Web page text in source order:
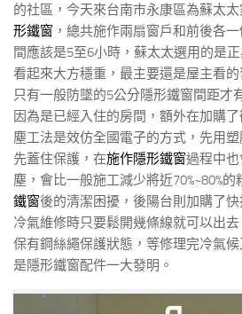
的社區，今天來台南市永康區為蘇太
形鐵窗 ，總共施作兩扇窗戶和前後各
間應該是5至6小時，蘇太太選用的是
看起來大方穩重，最主要還是屋主看
只有一般防墜的5公分隱形鐵窗間距才
因為是已經入住的房間，額外在加購
塵工法是效仿全國電子的方式，先用
先蓋住保護，在施作隱形鐵窗過程中
塵，會比一般施工減少將近70%~80%
鐵窗後的清潔困擾，後陽台則加購了
冷氣維修時只要鬆開幾條線就可以出
保有鋼絲繩保護狀態，等修理完冷氣候
是隱形鐵窗配件一大發明。